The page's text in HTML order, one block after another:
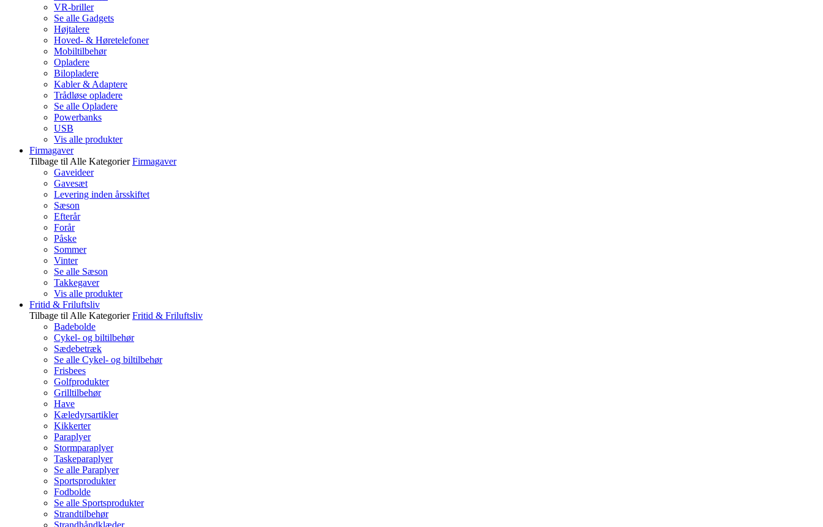
VR-briller
Se alle Gadgets
Højtalere
Hoved- & Høretelefoner
Mobiltilbehør
Opladere
Bilopladere
Kabler & Adaptere
Trådløse opladere
Se alle Opladere
Powerbanks
USB
Vis alle produkter
Firmagaver
Tilbage til Alle Kategorier Firmagaver
Gaveideer
Gavesæt
Levering inden årsskiftet
Sæson
Efterår
Forår
Påske
Sommer
Vinter
Se alle Sæson
Takkegaver
Vis alle produkter
Fritid & Friluftsliv
Tilbage til Alle Kategorier Fritid & Friluftsliv
Badebolde
Cykel- og biltilbehør
Sædebetræk
Se alle Cykel- og biltilbehør
Frisbees
Golfprodukter
Grilltilbehør
Have
Kæledyrsartikler
Kikkerter
Paraplyer
Stormparaplyer
Taskeparaplyer
Se alle Paraplyer
Sportsprodukter
Fodbolde
Se alle Sportsprodukter
Strandtilbehør
Strandhåndklæder